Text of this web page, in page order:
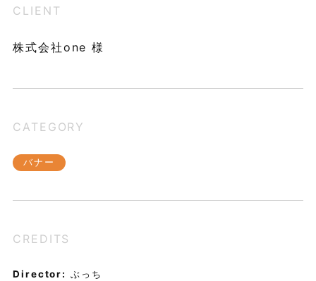
CLIENT
株式会社one 様
CATEGORY
バナー
CREDITS
Director:
ぶっち